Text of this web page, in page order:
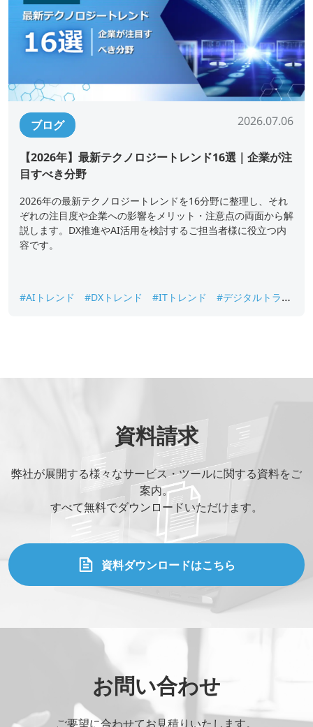
ブログ 2026.07.06
【2026年】最新テクノロジートレンド16選｜企業が注
目すべき分野
2026年の最新テクノロジートレンドを16分野に整理し、それ
ぞれの注目度や企業への影響をメリット・注意点の両面から解
説します。DX推進やAI活用を検討するご担当者様に役立つ内
容です。
#AIトレンド #DXトレンド #ITトレンド
#デジタルトラン
資料請求
弊社が展開する様々なサービス・ツールに関する資料をご
案内。
すべて無料でダウンロードいただけます。
資料ダウンロードはこちら
お問い合わせ
ご要望に合わせてお見積りいたします。